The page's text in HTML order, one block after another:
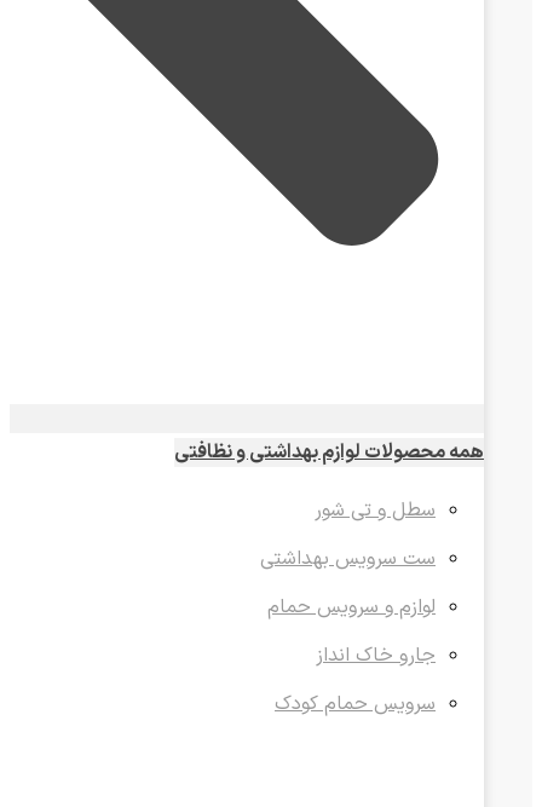
همه محصولات لوازم بهداشتی و نظافتی
سطل و تی شور
ست سرویس بهداشتی
لوازم و سرویس حمام
جارو خاک انداز
سرویس حمام کودک